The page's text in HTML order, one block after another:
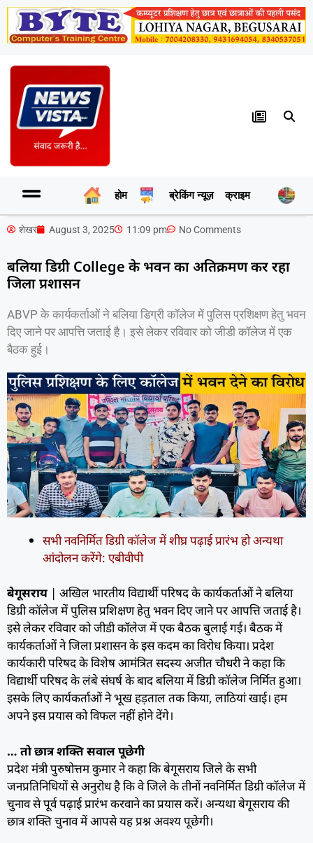
होम ब्रेकिंग न्यूज़ क्राइम
शेखर August 3, 2025 11:09 pm No Comments
बलिया डिग्री College के भवन का अतिक्रमण कर रहा
जिला प्रशासन
ABVP के कार्यकर्ताओं ने बलिया डिग्री कॉलेज में पुलिस प्रशिक्षण हेतु भवन
दिए जाने पर आपत्ति जताई है। इसे लेकर रविवार को जीडी कॉलेज में एक
बैठक हुई।
सभी नवनिर्मित डिग्री कॉलेज में शीघ्र पढ़ाई प्रारंभ हो अन्यथा
आंदोलन करेंगे: एबीवीपी
बेगूसराय | अखिल भारतीय विद्यार्थी परिषद के कार्यकर्ताओं ने बलिया
डिग्री कॉलेज में पुलिस प्रशिक्षण हेतु भवन दिए जाने पर आपत्ति जताई है।
इसे लेकर रविवार को जीडी कॉलेज में एक बैठक बुलाई गई। बैठक में
कार्यकर्ताओं ने जिला प्रशासन के इस कदम का विरोध किया। प्रदेश
कार्यकारी परिषद के विशेष आमंत्रित सदस्य अजीत चौधरी ने कहा कि
विद्यार्थी परिषद के लंबे संघर्ष के बाद बलिया में डिग्री कॉलेज निर्मित हुआ।
इसके लिए कार्यकर्ताओं ने भूख हड़ताल तक किया, लाठियां खाई। हम
अपने इस प्रयास को विफल नहीं होने देंगे।
… तो छात्र शक्ति सवाल पूछेगी
प्रदेश मंत्री पुरुषोत्तम कुमार ने कहा कि बेगूसराय जिले के सभी
जनप्रतिनिधियों से अनुरोध है कि वे जिले के तीनों नवनिर्मित डिग्री कॉलेज में
चुनाव से पूर्व पढ़ाई प्रारंभ करवाने का प्रयास करें। अन्यथा बेगूसराय की
छात्र शक्ति चुनाव में आपसे यह प्रश्न अवश्य पूछेगी।